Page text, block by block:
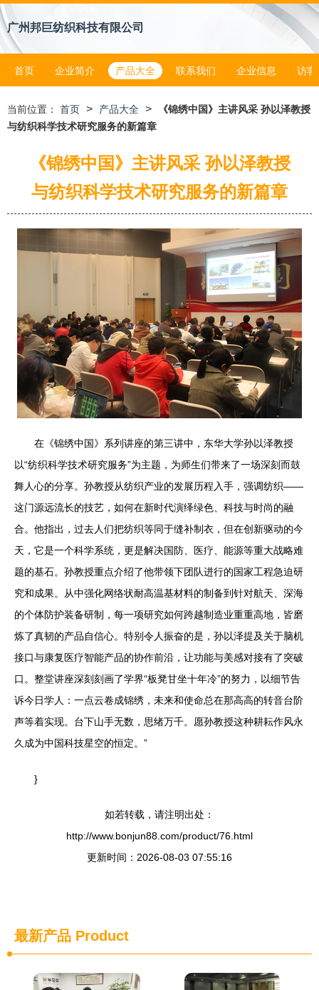
广州邦巨纺织科技有限公司
首页 企业简介 产品大全 联系我们 企业信息 访客
当前位置： 首页 > 产品大全 >
《锦绣中国》主讲风采 孙以泽教授
与纺织科学技术研究服务的新篇章
《锦绣中国》主讲风采 孙以泽教授
与纺织科学技术研究服务的新篇章
在《锦绣中国》系列讲座的第三讲中，东华大学孙以泽教授
以“纺织科学技术研究服务”为主题，为师生们带来了一场深刻而鼓
舞人心的分享。孙教授从纺织产业的发展历程入手，强调纺织——
这门源远流长的技艺，如何在新时代演绎绿色、科技与时尚的融
合。他指出，过去人们把纺织等同于缝补制衣，但在创新驱动的今
天，它是一个科学系统，更是解决国防、医疗、能源等重大战略难
题的基石。孙教授重点介绍了他带领下团队进行的国家工程急迫研
究和成果。从中强化网络状耐高温基材料的制备到针对航天、深海
的个体防护装备研制，每一项研究如何跨越制造业重重高地，皆磨
炼了真韧的产品自信心。特别令人振奋的是，孙以泽提及关于脑机
接口与康复医疗智能产品的协作前沿，让功能与美感对接有了突破
口。整堂讲座深刻刻画了学界“板凳甘坐十年冷”的努力，以细节告
诉今日学人：一点云卷成锦绣，未来和使命总在那高高的转音台阶
声等着实现。台下山手无数，思绪万千。愿孙教授这种耕耘作风永
久成为中国科技星空的恒定。”
}
如若转载，请注明出处：
http://www.bonjun88.com/product/76.html
更新时间：2026-08-03 07:55:16
最新产品 Product